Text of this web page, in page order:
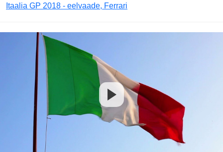
Itaalia GP 2018 - eelvaade, Ferrari